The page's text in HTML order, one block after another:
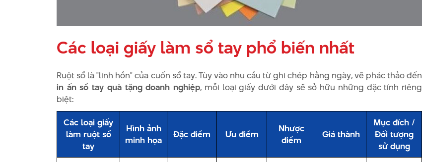
Các loại giấy làm sổ tay phổ biến nhất
Ruột sổ là "linh hồn" của cuốn sổ tay. Tùy vào nhu cầu từ ghi chép hằng ngày, vẽ phác thảo đến
in ấn sổ tay quà tặng doanh nghiệp, mỗi loại giấy dưới đây sẽ sở hữu những đặc tính riêng
biệt:
Các loại giấy
làm ruột sổ
tay
Hình ảnh
minh họa
Đặc điểm Ưu điểm
Nhược
điểm
Giá thành
Mục đích /
Đối tượng
sử dụng